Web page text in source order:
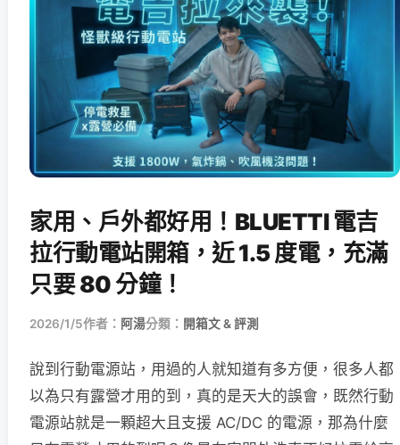
家用、戶外都好用！BLUETTI 電吉
拉行動電站開箱，近 1.5 度電，充滿
只要 80 分鐘！
2026/1/5作者： 阿湯分類： 開箱文 & 評測
說到行動電源站，用過的人就知道有多方便，很多人都
以為只有露營才用的到，真的是天大的誤會，既然行動
電源站就是一顆超大且支援 AC/DC 的電源，那為什麼